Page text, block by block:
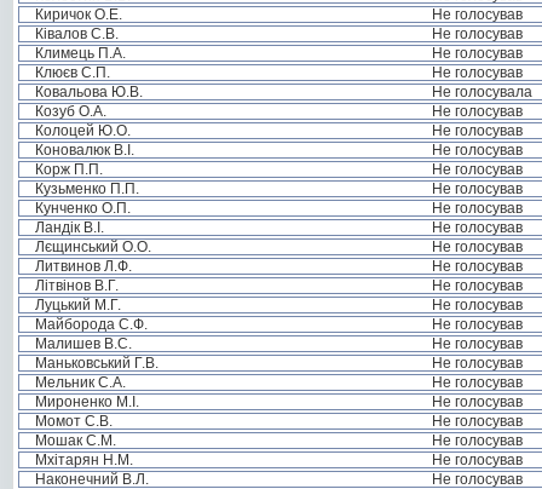
Киричок О.Е.
Не голосував
Ківалов С.В.
Не голосував
Климець П.А.
Не голосував
Клюєв С.П.
Не голосував
Ковальова Ю.В.
Не голосувала
Козуб О.А.
Не голосував
Колоцей Ю.О.
Не голосував
Коновалюк В.І.
Не голосував
Корж П.П.
Не голосував
Кузьменко П.П.
Не голосував
Кунченко О.П.
Не голосував
Ландік В.І.
Не голосував
Лєщинський О.О.
Не голосував
Литвинов Л.Ф.
Не голосував
Літвінов В.Г.
Не голосував
Луцький М.Г.
Не голосував
Майборода С.Ф.
Не голосував
Малишев В.С.
Не голосував
Маньковський Г.В.
Не голосував
Мельник С.А.
Не голосував
Мироненко М.І.
Не голосував
Момот С.В.
Не голосував
Мошак С.М.
Не голосував
Мхітарян Н.М.
Не голосував
Наконечний В.Л.
Не голосував